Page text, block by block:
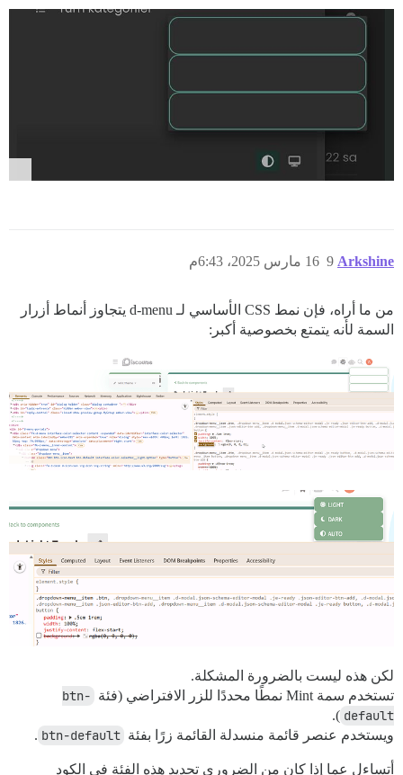
Arkshine 16 مارس 2025، 6:43م 9
من ما أراه، فإن نمط CSS الأساسي لـ d-menu يتجاوز أنماط أزرار
السمة لأنه يتمتع بخصوصية أكبر:
لكن هذه ليست بالضرورة المشكلة.
تستخدم سمة Mint نمطًا محددًا للزر الافتراضي (فئة
btn-
default
).
ويستخدم عنصر قائمة منسدلة القائمة زرًا بفئة btn-default
.
أتساءل عما إذا كان من الضروري تحديد هذه الفئة في الكود